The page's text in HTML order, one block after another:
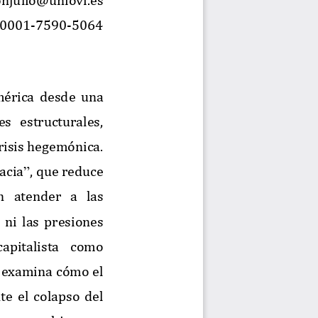
0001 -7590-5064
érica desde una
estructurales,
hegemónica.
”, que reduce
atender a
las
ni las presiones
como
examina cómo el
el colapso del